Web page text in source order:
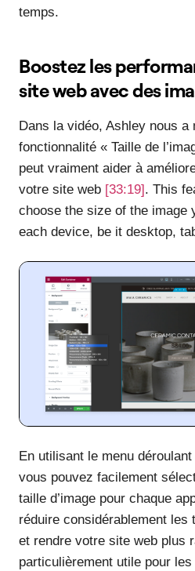
temps.
Boostez les
site web avec des
Dans la vidéo, Ashley nous a
fonctionnalité « Taille de
peut vraiment aider à
votre site web [33:19] . This
choose the size of the image
each device, be it desktop,
En utilisant le menu déroulant
vous pouvez facilement
taille d’image pour chaque
réduire considérablement les
et rendre votre site web plus
particulièrement utile pour